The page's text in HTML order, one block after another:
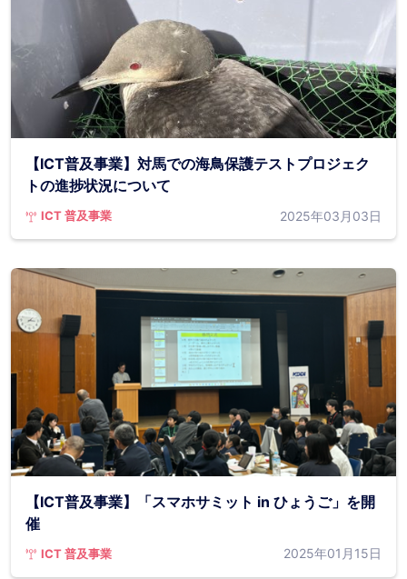
【ICT普及事業】対馬での海鳥保護テストプロジェク
トの進捗状況について
ICT 普及事業 2025年03月03日
【ICT普及事業】「スマホサミット in ひょうご」を開
催
ICT 普及事業 2025年01月15日